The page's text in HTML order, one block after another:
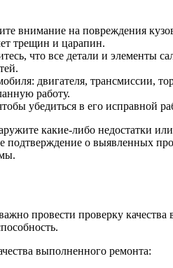
внимание на повреждения
трещин и царапин.
что все детали и
двигателя, трансмиссии,
работу.
убедиться в его исправной
какие-либо недостатки или
о выявленных
провести проверку
выполненного ремонта: